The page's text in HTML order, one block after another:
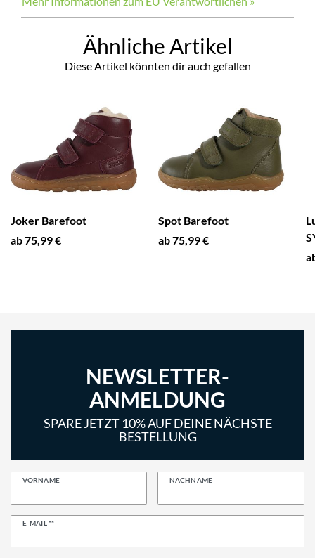
Ähnliche Artikel
Diese Artikel könnten dir auch gefallen
Joker Barefoot
ab 75,99 €
Spot Barefoot
ab 75,99 €
NEWSLETTER-
ANMELDUNG
SPARE JETZT 10% AUF DEINE NÄCHSTE
BESTELLUNG
VORNAME NACHNAME
E-MAIL **
Newsletter